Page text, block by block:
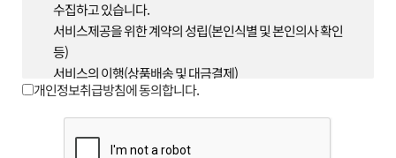
'ID'인지 확인하며 회원의 보호를 위해 회원이 'ID'와 함께
선정한 영문 또는 숫자, 영문 숫자의
조합이다.
④ 운영자 : 서비스의 전반적인 관리와 원활한 운영을
종료시키는 의사 표시
수집하고 있습니다.
서비스제공을 위한 계약의 성립(본인식별 및 본인의사 확인
등)
서비스의 이행(상품배송 및 대금결제)
기타 새로운 서비스, 신상품이나 이벤트 정보 안내
단, 이용자의 기본적 인권침해의 우려가 있는 민감한
개인정보(인종 및 민족, 사상 및 신조, 출신지 및 본적지,
개인정보취급방침에 동의합니다.